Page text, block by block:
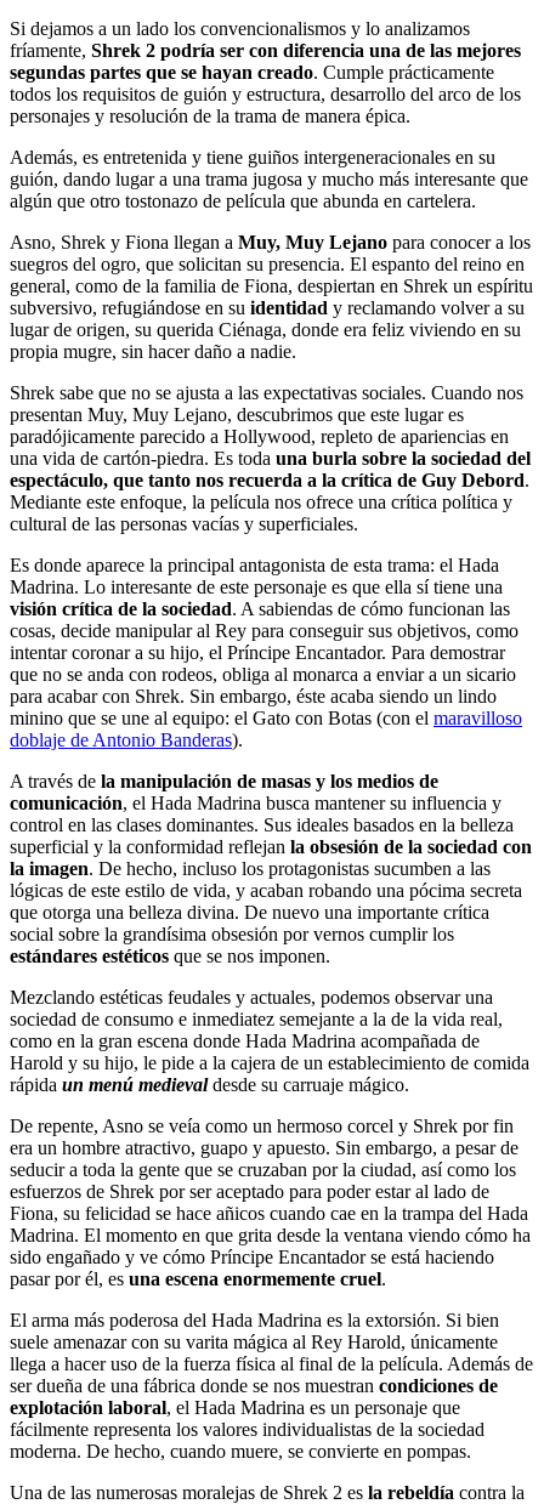
Si dejamos a un lado los convencionalismos y lo analizamos
fríamente, Shrek 2 podría ser con diferencia una de las mejores
segundas partes que se hayan creado. Cumple prácticamente
todos los requisitos de guión y estructura, desarrollo del arco de los
personajes y resolución de la trama de manera épica.
Además, es entretenida y tiene guiños intergeneracionales en su
guión, dando lugar a una trama jugosa y mucho más interesante que
algún que otro tostonazo de película que abunda en cartelera.
Asno, Shrek y Fiona llegan a Muy, Muy Lejano para conocer a los
suegros del ogro, que solicitan su presencia. El espanto del reino en
general, como de la familia de Fiona, despiertan en Shrek un espíritu
subversivo, refugiándose en su identidad y reclamando volver a su
lugar de origen, su querida Ciénaga, donde era feliz viviendo en su
propia mugre, sin hacer daño a nadie.
Shrek sabe que no se ajusta a las expectativas sociales. Cuando nos
presentan Muy, Muy Lejano, descubrimos que este lugar es
paradójicamente parecido a Hollywood, repleto de apariencias en
una vida de cartón-piedra. Es toda una burla sobre la sociedad del
espectáculo, que tanto nos recuerda a la crítica de Guy Debord.
Mediante este enfoque, la película nos ofrece una crítica política y
cultural de las personas vacías y superficiales.
Es donde aparece la principal antagonista de esta trama: el Hada
Madrina. Lo interesante de este personaje es que ella sí tiene una
visión crítica de la sociedad. A sabiendas de cómo funcionan las
cosas, decide manipular al Rey para conseguir sus objetivos, como
intentar coronar a su hijo, el Príncipe Encantador. Para demostrar
que no se anda con rodeos, obliga al monarca a enviar a un sicario
para acabar con Shrek. Sin embargo, éste acaba siendo un lindo
minino que se une al equipo: el Gato con Botas (con el maravilloso
doblaje de Antonio Banderas).
A través de la manipulación de masas y los medios de
comunicación, el Hada Madrina busca mantener su influencia y
control en las clases dominantes. Sus ideales basados en la belleza
superficial y la conformidad reflejan la obsesión de la sociedad con
la imagen. De hecho, incluso los protagonistas sucumben a las
lógicas de este estilo de vida, y acaban robando una pócima secreta
que otorga una belleza divina. De nuevo una importante crítica
social sobre la grandísima obsesión por vernos cumplir los
estándares estéticos que se nos imponen.
Mezclando estéticas feudales y actuales, podemos observar una
sociedad de consumo e inmediatez semejante a la de la vida real,
como en la gran escena donde Hada Madrina acompañada de
Harold y su hijo, le pide a la cajera de un establecimiento de comida
rápida un menú medievaldesde su carruaje mágico.
De repente, Asno se veía como un hermoso corcel y Shrek por fin
era un hombre atractivo, guapo y apuesto. Sin embargo, a pesar de
seducir a toda la gente que se cruzaban por la ciudad, así como los
esfuerzos de Shrek por ser aceptado para poder estar al lado de
Fiona, su felicidad se hace añicos cuando cae en la trampa del Hada
Madrina. El momento en que grita desde la ventana viendo cómo ha
sido engañado y ve cómo Príncipe Encantador se está haciendo
pasar por él, es una escena enormemente cruel.
El arma más poderosa del Hada Madrina es la extorsión. Si bien
suele amenazar con su varita mágica al Rey Harold, únicamente
llega a hacer uso de la fuerza física al final de la película. Además de
ser dueña de una fábrica donde se nos muestran condiciones de
explotación laboral, el Hada Madrina es un personaje que
fácilmente representa los valores individualistas de la sociedad
moderna. De hecho, cuando muere, se convierte en pompas.
Una de las numerosas moralejas de Shrek 2 es la rebeldía contra la